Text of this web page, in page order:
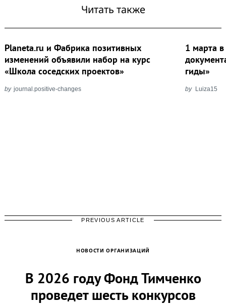
Читать также
Planeta.ru и Фабрика позитивных
изменений объявили набор на курс
«Школа соседских проектов»
by journal.positive-changes
1 марта
гиды»
by Luiza15
PREVIOUS ARTICLE
НОВОСТИ ОРГАНИЗАЦИЙ
В 2026 году Фонд Тимченко
проведет шесть конкурсов